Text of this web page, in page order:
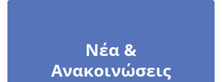
Νέα &
Ανακοινώσεις